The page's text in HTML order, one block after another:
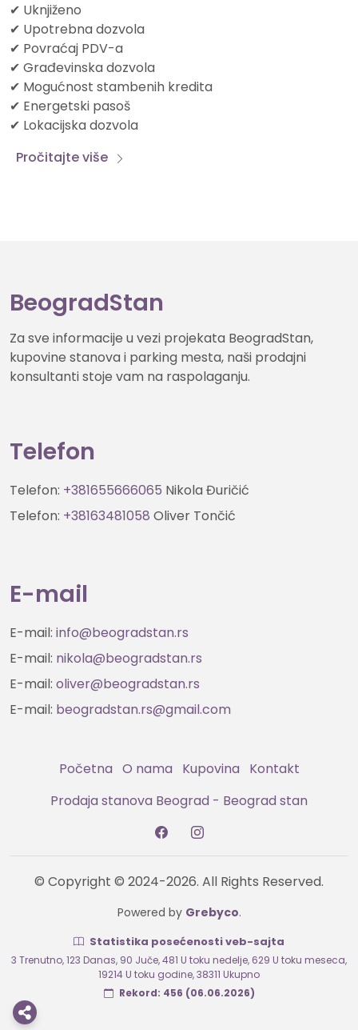
✔ Uknjiženo
✔ Upotrebna dozvola
✔ Povraćaj PDV-a
✔ Građevinska dozvola
✔ Mogućnost stambenih kredita
✔ Energetski pasoš
✔ Lokacijska dozvola
Pročitajte više
BeogradStan
Za sve informacije u vezi projekata BeogradStan,
kupovine stanova i parking mesta, naši prodajni
konsultanti stoje vam na raspolaganju.
Telefon
Telefon: +381655666065 Nikola Đuričić
Telefon: +38163481058 Oliver Tončić
E-mail
E-mail: info@beogradstan.rs
E-mail: nikola@beogradstan.rs
E-mail: oliver@beogradstan.rs
E-mail: beogradstan.rs@gmail.com
Početna O nama Kupovina
Kontakt
Prodaja stanova Beograd - Beograd stan
© Copyright © 2024-2026. All Rights Reserved.
Powered by Grebyco.
Statistika posećenosti veb-sajta
3 Trenutno,123 Danas, 90 Juče,481 U toku nedelje, 629 U toku meseca,
19214 U toku godine,38311 Ukupno
Rekord: 456 (06.06.2026)